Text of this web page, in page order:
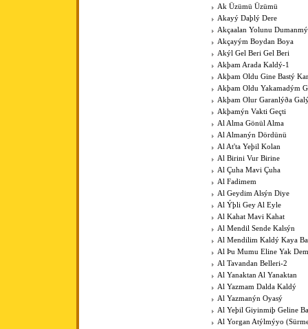
Ak Üzümü Üzümü
Akayý Daþlý Dere
Akçaalan Yolunu
Akçayým Boydan Boya
Akýl Gel Beri Gel Beri
Akþam Arada Kaldý-1
Akþam Oldu Gine Bastý
Akþam Oldu Yakamadým
Akþam Olur Garanlýða
Akþamýn Vakti Geçti
Al Alma Gönül Alma
Al Almanýn Dördünü
Al At'ta Yeþil Kolan
Al Birini Vur Birine
Al Çuha Mavi Çuha
Al Fadimem
Al Geydim Alsýn Diye
Al Ýþli Gey Al Eyle
Al Kahat Mavi Kahat
Al Mendil Sende Kalsýn
Al Mendilim Kaldý Kaya
Al Þu Mumu Eline Yak
Al Tavandan Belleri-2
Al Yanaktan Al Yanaktan
Al Yazmam Dalda Kaldý
Al Yazmanýn Oyasý
Al Yeþil Giyinmiþ Geline
Al Yorgan Atýlmýyo